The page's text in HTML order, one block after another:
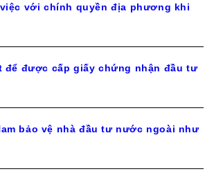
với chính quyền địa phương khi
để được cấp giấy chứng nhận đầu tư
bảo vệ nhà đầu tư nước ngoài như